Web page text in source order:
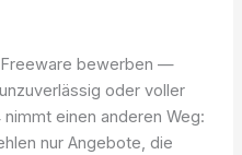
Freeware bewerben —
oder voller
einen anderen Weg:
nur Angebote, die